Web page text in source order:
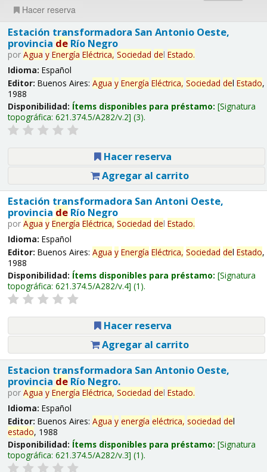
Hacer reserva
Estación transformadora San Antonio Oeste,
provincia deRío Negro
por Agua y Energía Eléctrica, Sociedad del Estado.
Idioma: Español
Editor: Buenos Aires: Agua y Energía Eléctrica, Sociedad del Estado,
1988
Disponibilidad: Ítems disponibles para préstamo: Signatura
topográfica: 621.374.5/A282/v.2 (3).
Hacer reserva
Agregar al carrito
Estación transformadora San Antoni Oeste,
provincia deRío Negro
por Agua y Energía Eléctrica, Sociedad del Estado.
Idioma: Español
Editor: Buenos Aires: Agua y Energía Eléctrica, Sociedad del Estado,
1988
Disponibilidad: Ítems disponibles para préstamo: Signatura
topográfica: 621.374.5/A282/v.4 (1).
Hacer reserva
Agregar al carrito
Estacion transformadora San Antonio Oeste,
provincia deRío Negro.
por Agua y Energía Eléctrica, Sociedad del Estado.
Idioma: Español
Editor: Buenos Aires: Agua y energía eléctrica, sociedad del
estado, 1988
Disponibilidad: Ítems disponibles para préstamo: Signatura
topográfica: 621.374.5/A282/v.3 (1).